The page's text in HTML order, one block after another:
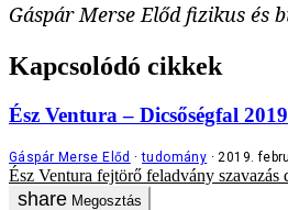
Gáspár Merse Előd fizikus és
Kapcsolódó cikkek
Ész Ventura – Dicsőségfal 2019
Gáspár Merse Előd tudomány 2019.
Ész Ventura fejtörő feladvány szavazás
Megosztás